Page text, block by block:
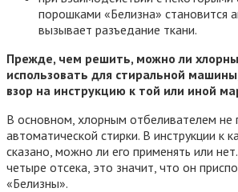
порошками «Белизна» становится
вызывает разъедание ткани.
Прежде, чем решить, можно ли
использовать для стиральной
взор на инструкцию к той или иной
В основном, хлорным отбеливателем не
автоматической стирки. В инструкции к
сказано, можно ли его применять или
четыре отсека, это значит, что он
«Белизны».